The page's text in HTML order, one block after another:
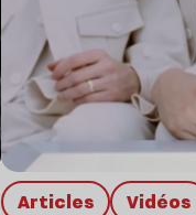
Articles Vidéos